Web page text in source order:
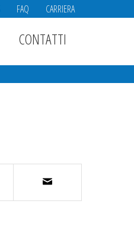
FAQ CARRIERA
CONTATTI